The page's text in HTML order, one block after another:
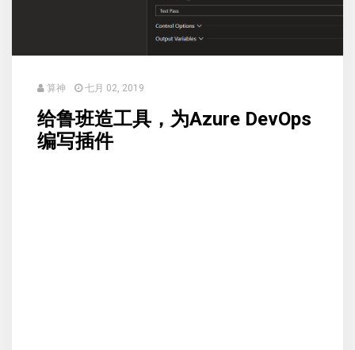
算神 七月 02, 2019
给鲁班造工具，为Azure DevOps
编写插件